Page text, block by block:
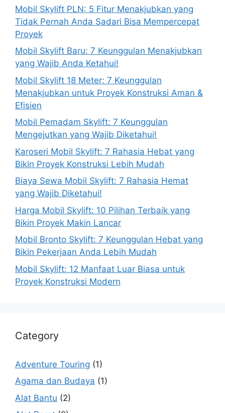
Mobil Skylift PLN: 5 Fitur Menakjubkan yang
Tidak Pernah Anda Sadari Bisa Mempercepat
Proyek
Mobil Skylift Baru: 7 Keunggulan Menakjubkan
yang Wajib Anda Ketahui!
Mobil Skylift 18 Meter: 7 Keunggulan
Menakjubkan untuk Proyek Konstruksi Aman &
Efisien
Mobil Pemadam Skylift: 7 Keunggulan
Mengejutkan yang Wajib Diketahui!
Karoseri Mobil Skylift: 7 Rahasia Hebat yang
Bikin Proyek Konstruksi Lebih Mudah
Biaya Sewa Mobil Skylift: 7 Rahasia Hemat
yang Wajib Diketahui!
Harga Mobil Skylift: 10 Pilihan Terbaik yang
Bikin Proyek Makin Lancar
Mobil Bronto Skylift: 7 Keunggulan Hebat yang
Bikin Pekerjaan Anda Lebih Mudah
Mobil Skylift: 12 Manfaat Luar Biasa untuk
Proyek Konstruksi Modern
Category
Adventure Touring (1)
Agama dan Budaya (1)
Alat Bantu (2)